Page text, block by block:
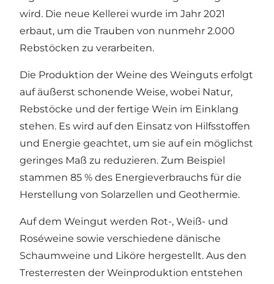
wird. Die neue Kellerei wurde im Jahr 2021
erbaut, um die Trauben von nunmehr 2.000
Rebstöcken zu verarbeiten.
Die Produktion der Weine des Weinguts erfolgt
auf äußerst schonende Weise, wobei Natur,
Rebstöcke und der fertige Wein im Einklang
stehen. Es wird auf den Einsatz von Hilfsstoffen
und Energie geachtet, um sie auf ein möglichst
geringes Maß zu reduzieren. Zum Beispiel
stammen 85 % des Energieverbrauchs für die
Herstellung von Solarzellen und Geothermie.
Auf dem Weingut werden Rot-, Weiß- und
Roséweine sowie verschiedene dänische
Schaumweine und Liköre hergestellt. Aus den
Tresterresten der Weinproduktion entstehen